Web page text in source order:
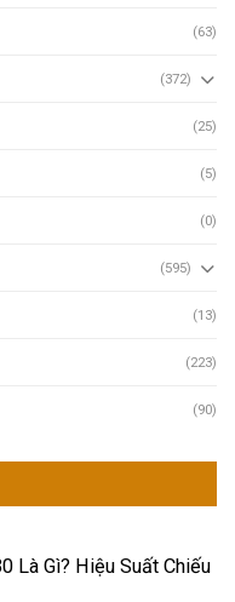
(63)
(372)
(25)
(5)
(0)
(595)
(13)
(223)
(90)
Là Gì? Hiệu Suất Chiếu